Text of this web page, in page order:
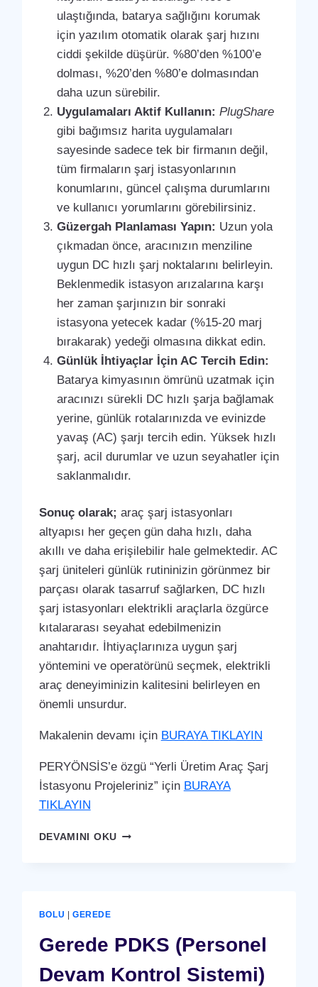
ulaştığında, batarya sağlığını korumak
için yazılım otomatik olarak şarj hızını
ciddi şekilde düşürür. %80’den %100’e
dolması, %20’den %80’e dolmasından
daha uzun sürebilir.
Uygulamaları Aktif Kullanın: PlugShare
gibi bağımsız harita uygulamaları
sayesinde sadece tek bir firmanın değil,
tüm firmaların şarj istasyonlarının
konumlarını, güncel çalışma durumlarını
ve kullanıcı yorumlarını görebilirsiniz.
Güzergah Planlaması Yapın: Uzun yola
çıkmadan önce, aracınızın menziline
uygun DC hızlı şarj noktalarını belirleyin.
Beklenmedik istasyon arızalarına karşı
her zaman şarjınızın bir sonraki
istasyona yetecek kadar (%15-20 marj
bırakarak) yedeği olmasına dikkat edin.
Günlük İhtiyaçlar İçin AC Tercih Edin:
Batarya kimyasının ömrünü uzatmak için
aracınızı sürekli DC hızlı şarja bağlamak
yerine, günlük rotalarınızda ve evinizde
yavaş (AC) şarjı tercih edin. Yüksek hızlı
şarj, acil durumlar ve uzun seyahatler için
saklanmalıdır.
Sonuç olarak; araç şarj istasyonları
altyapısı her geçen gün daha hızlı, daha
akıllı ve daha erişilebilir hale gelmektedir. AC
şarj üniteleri günlük rutininizin görünmez bir
parçası olarak tasarruf sağlarken, DC hızlı
şarj istasyonları elektrikli araçlarla özgürce
kıtalararası seyahat edebilmenizin
anahtarıdır. İhtiyaçlarınıza uygun şarj
yöntemini ve operatörünü seçmek, elektrikli
araç deneyiminizin kalitesini belirleyen en
önemli unsurdur.
Makalenin devamı için BURAYA TIKLAYIN
PERYÖNSİS’e özgü “Yerli Üretim Araç Şarj
İstasyonu Projeleriniz” için BURAYA
TIKLAYIN
DEVAMINI OKUGEREDE
BOLU GEREDE
Gerede PDKS (Personel
Devam Kontrol Sistemi)